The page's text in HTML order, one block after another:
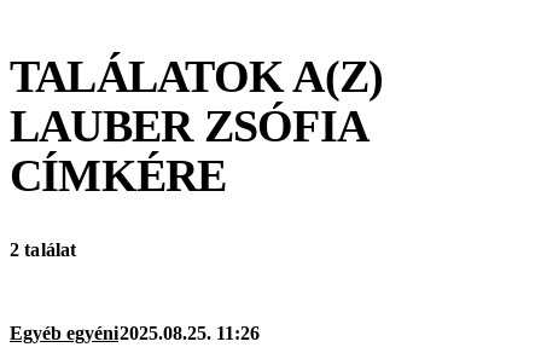
TALÁLATOK A(Z)
LAUBER ZSÓFIA
CÍMKÉRE
2 találat
Egyéb egyéni2025.08.25. 11:26